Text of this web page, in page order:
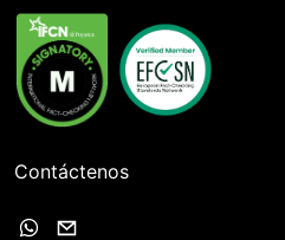
Contáctenos